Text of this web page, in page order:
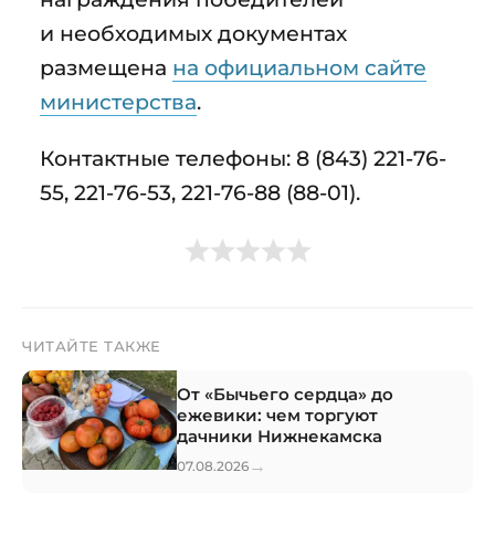
и необходимых документах
размещена на официальном сайте
министерства.
Контактные телефоны: 8 (843) 221-76-
55, 221-76-53, 221-76-88 (88-01).
ЧИТАЙТЕ ТАКЖЕ
От «Бычьего сердца» до
ежевики: чем торгуют
дачники Нижнекамска
07.08.2026 →